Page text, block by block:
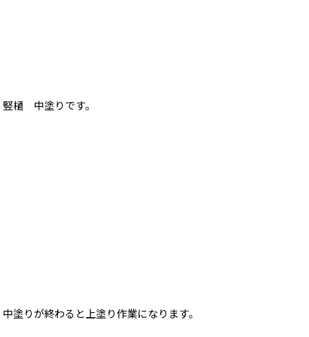
竪樋 中塗りです。
中塗りが終わると上塗り作業になります。